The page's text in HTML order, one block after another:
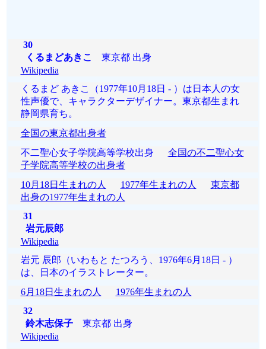
30
くるまどあきこ
東京都 出身
Wikipedia
くるまど あきこ（1977年10月18日 - ）は日本人の女
性声優で、キャラクターデザイナー。東京都生まれ
静岡県育ち。
全国の東京都出身者
不二聖心女子学院高等学校出身 全国の不二聖心女
子学院高等学校の出身者
10月18日生まれの人
1977年生まれの人
東京都
出身の1977年生まれの人
31
岩元辰郎
Wikipedia
岩元 辰郎（いわもと たつろう、1976年6月18日 - ）
は、日本のイラストレーター。
6月18日生まれの人
1976年生まれの人
32
鈴木志保子東京都 出身
Wikipedia